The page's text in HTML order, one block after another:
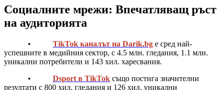
Социалните мрежи: Впечатляващ ръст
на аудиторията
• TikTok каналът на Darik.bg е сред най-
успешните в медийния сектор, с 4.5 млн. гледания, 1.1 млн.
уникални потребители и 143 хил. харесвания.
• Dsport в TikTok също постига значителни
резултати с 800 хил. гледания и 126 хил. уникални